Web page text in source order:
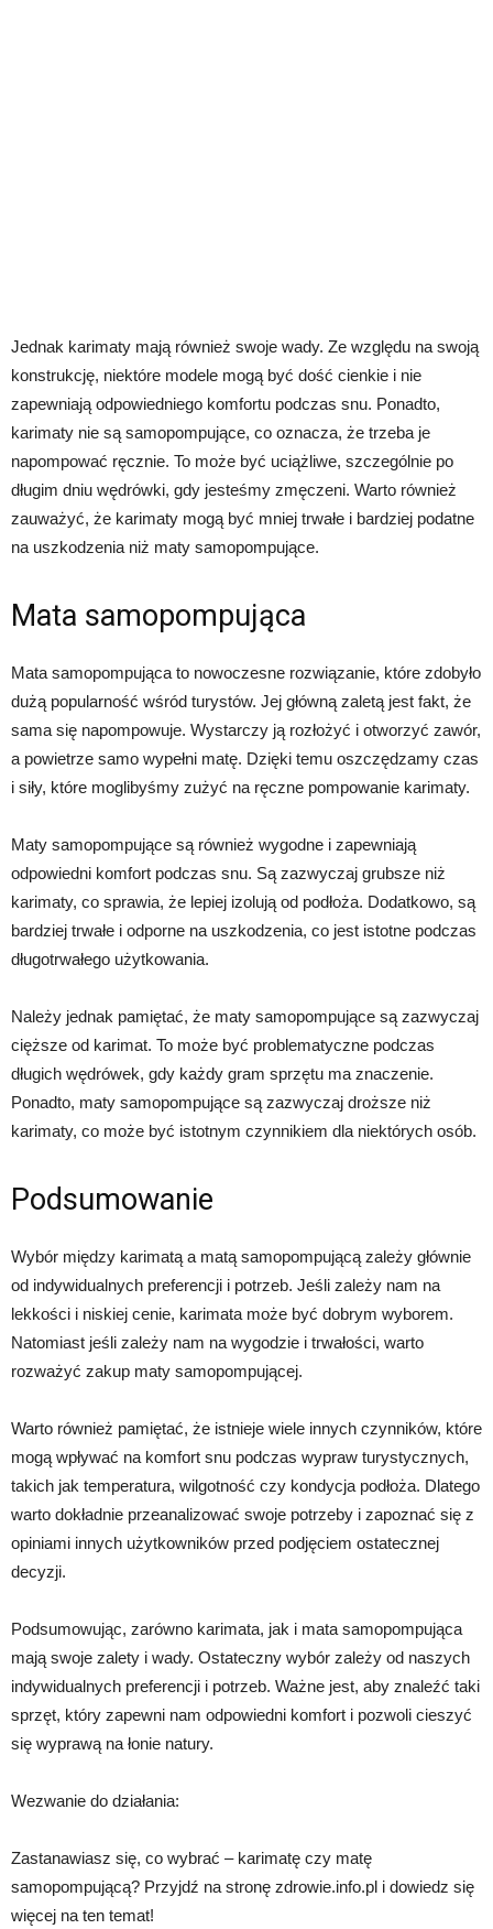
Jednak karimaty mają również swoje wady. Ze względu na swoją
konstrukcję, niektóre modele mogą być dość cienkie i nie
zapewniają odpowiedniego komfortu podczas snu. Ponadto,
karimaty nie są samopompujące, co oznacza, że trzeba je
napompować ręcznie. To może być uciążliwe, szczególnie po
długim dniu wędrówki, gdy jesteśmy zmęczeni. Warto również
zauważyć, że karimaty mogą być mniej trwałe i bardziej podatne
na uszkodzenia niż maty samopompujące.
Mata samopompująca
Mata samopompująca to nowoczesne rozwiązanie, które zdobyło
dużą popularność wśród turystów. Jej główną zaletą jest fakt, że
sama się napompowuje. Wystarczy ją rozłożyć i otworzyć zawór,
a powietrze samo wypełni matę. Dzięki temu oszczędzamy czas
i siły, które moglibyśmy zużyć na ręczne pompowanie karimaty.
Maty samopompujące są również wygodne i zapewniają
odpowiedni komfort podczas snu. Są zazwyczaj grubsze niż
karimaty, co sprawia, że lepiej izolują od podłoża. Dodatkowo, są
bardziej trwałe i odporne na uszkodzenia, co jest istotne podczas
długotrwałego użytkowania.
Należy jednak pamiętać, że maty samopompujące są zazwyczaj
cięższe od karimat. To może być problematyczne podczas
długich wędrówek, gdy każdy gram sprzętu ma znaczenie.
Ponadto, maty samopompujące są zazwyczaj droższe niż
karimaty, co może być istotnym czynnikiem dla niektórych osób.
Podsumowanie
Wybór między karimatą a matą samopompującą zależy głównie
od indywidualnych preferencji i potrzeb. Jeśli zależy nam na
lekkości i niskiej cenie, karimata może być dobrym wyborem.
Natomiast jeśli zależy nam na wygodzie i trwałości, warto
rozważyć zakup maty samopompującej.
Warto również pamiętać, że istnieje wiele innych czynników, które
mogą wpływać na komfort snu podczas wypraw turystycznych,
takich jak temperatura, wilgotność czy kondycja podłoża. Dlatego
warto dokładnie przeanalizować swoje potrzeby i zapoznać się z
opiniami innych użytkowników przed podjęciem ostatecznej
decyzji.
Podsumowując, zarówno karimata, jak i mata samopompująca
mają swoje zalety i wady. Ostateczny wybór zależy od naszych
indywidualnych preferencji i potrzeb. Ważne jest, aby znaleźć taki
sprzęt, który zapewni nam odpowiedni komfort i pozwoli cieszyć
się wyprawą na łonie natury.
Wezwanie do działania:
Zastanawiasz się, co wybrać – karimatę czy matę
samopompującą? Przyjdź na stronę zdrowie.info.pl i dowiedz się
więcej na ten temat!